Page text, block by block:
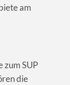
am
zum SUP
die